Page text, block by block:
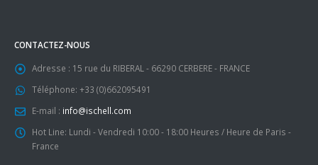
CONTACTEZ-NOUS
Adresse : 15 rue du RIBERAL - 66290 CERBERE - FRANCE
Téléphone: +33 (0)662095491
E-mail : info@ischell.com
Hot Line: Lundi - Vendredi 10:00 - 18:00 Heures / Heure de Paris -
France